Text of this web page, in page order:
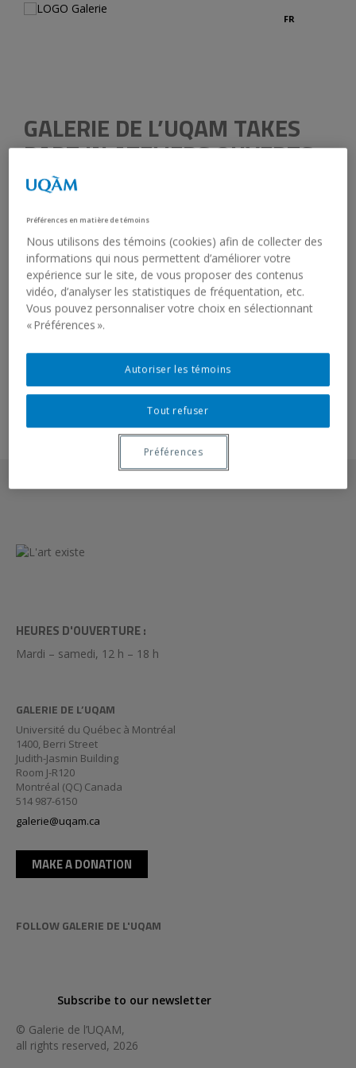
FR
GALERIE DE L’UQAM TAKES
PART IN ATELIERS OUVERTS
February 5, 2019
In exactly one week,Ateliers ouverts
event created by students from the master’s in visual and
media arts (UQAM), will take place.
The event aims to display the students’ ongoing projects as
well as showcase UQAM’s arts programs to future
students.
HEURES D'OUVERTURE :
Mardi – samedi, 12 h – 18 h
GALERIE DE L’UQAM
Université du Québec à Montréal
1400, Berri Street
Judith-Jasmin Building
Room J-R120
Montréal (QC) Canada
514 987-6150
galerie@uqam.ca
MAKE A DONATION
FOLLOW GALERIE DE L'UQAM
Subscribe to our newsletter
© Galerie de l’UQAM,
all rights reserved, 2026
Préférences en matière de témoins
Nous utilisons des témoins (cookies) afin de collecter des
informations qui nous permettent d’améliorer votre
expérience sur le site, de vous proposer des contenus
vidéo, d’analyser les statistiques de fréquentation, etc.
Vous pouvez personnaliser votre choix en sélectionnant
« Préférences ».
Tout refuser
Autoriser les témoins
Préférences